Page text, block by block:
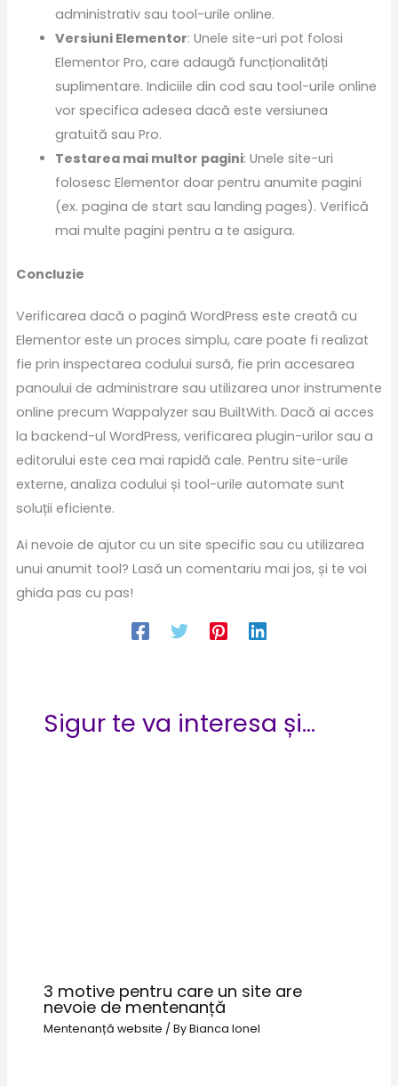
administrativ sau tool-urile online.
Versiuni Elementor: Unele site-uri pot folosi
Elementor Pro, care adaugă funcționalități
suplimentare. Indiciile din cod sau tool-urile online
vor specifica adesea dacă este versiunea
gratuită sau Pro.
Testarea mai multor pagini: Unele site-uri
folosesc Elementor doar pentru anumite pagini
(ex. pagina de start sau landing pages). Verifică
mai multe pagini pentru a te asigura.
Concluzie
Verificarea dacă o pagină WordPress este creată cu
Elementor este un proces simplu, care poate fi realizat
fie prin inspectarea codului sursă, fie prin accesarea
panoului de administrare sau utilizarea unor instrumente
online precum Wappalyzer sau BuiltWith. Dacă ai acces
la backend-ul WordPress, verificarea plugin-urilor sau a
editorului este cea mai rapidă cale. Pentru site-urile
externe, analiza codului și tool-urile automate sunt
soluții eficiente.
Ai nevoie de ajutor cu un site specific sau cu utilizarea
unui anumit tool? Lasă un comentariu mai jos, și te voi
ghida pas cu pas!
Sigur te va interesa și...
3 motive pentru care un site are
nevoie de mentenanță
Mentenanță website / ByBianca Ionel